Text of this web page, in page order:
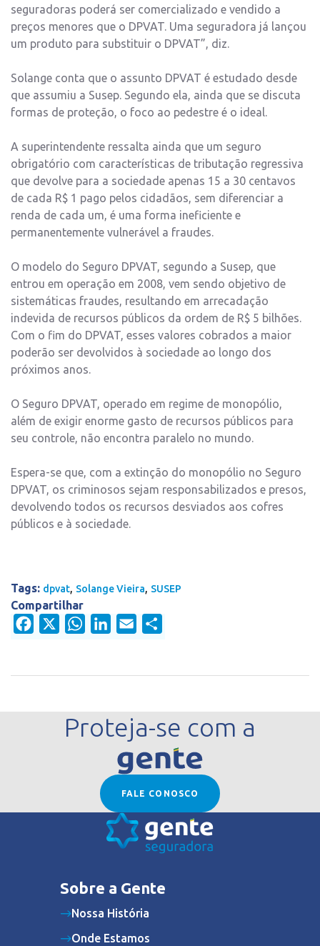
seguradoras poderá ser comercializado e vendido a
preços menores que o DPVAT. Uma seguradora já lançou
um produto para substituir o DPVAT”, diz.
Solange conta que o assunto DPVAT é estudado desde
que assumiu a Susep. Segundo ela, ainda que se discuta
formas de proteção, o foco ao pedestre é o ideal.
A superintendente ressalta ainda que um seguro
obrigatório com características de tributação regressiva
que devolve para a sociedade apenas 15 a 30 centavos
de cada R$ 1 pago pelos cidadãos, sem diferenciar a
renda de cada um, é uma forma ineficiente e
permanentemente vulnerável a fraudes.
O modelo do Seguro DPVAT, segundo a Susep, que
entrou em operação em 2008, vem sendo objetivo de
sistemáticas fraudes, resultando em arrecadação
indevida de recursos públicos da ordem de R$ 5 bilhões.
Com o fim do DPVAT, esses valores cobrados a maior
poderão ser devolvidos à sociedade ao longo dos
próximos anos.
O Seguro DPVAT, operado em regime de monopólio,
além de exigir enorme gasto de recursos públicos para
seu controle, não encontra paralelo no mundo.
Espera-se que, com a extinção do monopólio no Seguro
DPVAT, os criminosos sejam responsabilizados e presos,
devolvendo todos os recursos desviados aos cofres
públicos e à sociedade.
Tags: dpvat, Solange Vieira, SUSEP
Compartilhar
Facebook
WhatsAppLinkedIn
Email
Proteja-se com a
FALE CONOSCO
Sobre a Gente
Nossa História
Onde Estamos